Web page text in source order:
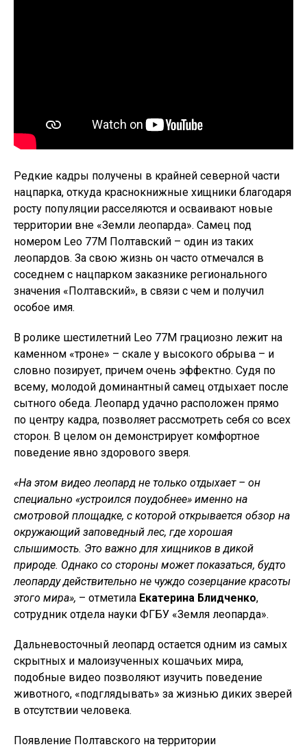
Редкие кадры получены в крайней северной части
нацпарка, откуда краснокнижные хищники благодаря
росту популяции расселяются и осваивают новые
территории вне «Земли леопарда». Самец под
номером Leo 77M Полтавский – один из таких
леопардов. За свою жизнь он часто отмечался в
соседнем с нацпарком заказнике регионального
значения «Полтавский», в связи с чем и получил
особое имя.
В ролике шестилетний Leo 77M грациозно лежит на
каменном «троне» – скале у высокого обрыва – и
словно позирует, причем очень эффектно. Судя по
всему, молодой доминантный самец отдыхает после
сытного обеда. Леопард удачно расположен прямо
по центру кадра, позволяет рассмотреть себя со всех
сторон. В целом он демонстрирует комфортное
поведение явно здорового зверя.
«На этом видео леопард не только отдыхает – он
специально «устроился поудобнее» именно на
смотровой площадке, с которой открывается обзор на
окружающий заповедный лес, где хорошая
слышимость. Это важно для хищников в дикой
природе. Однако со стороны может показаться, будто
леопарду действительно не чуждо созерцание красоты
этого мира», – отметила Екатерина Блидченко,
сотрудник отдела науки ФГБУ «Земля леопарда».
Дальневосточный леопард остается одним из самых
скрытных и малоизученных кошачьих мира,
подобные видео позволяют изучить поведение
животного, «подглядывать» за жизнью диких зверей
в отсутствии человека.
Появление Полтавского на территории